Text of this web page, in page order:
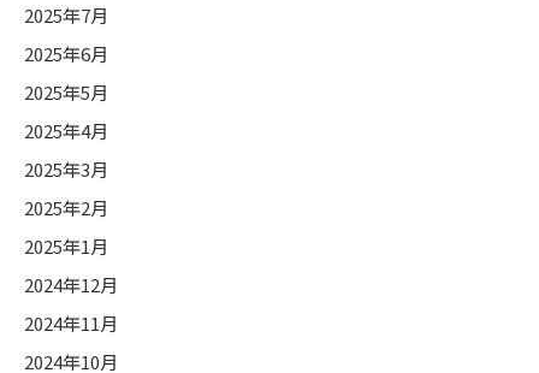
2025年7月
2025年6月
2025年5月
2025年4月
2025年3月
2025年2月
2025年1月
2024年12月
2024年11月
2024年10月